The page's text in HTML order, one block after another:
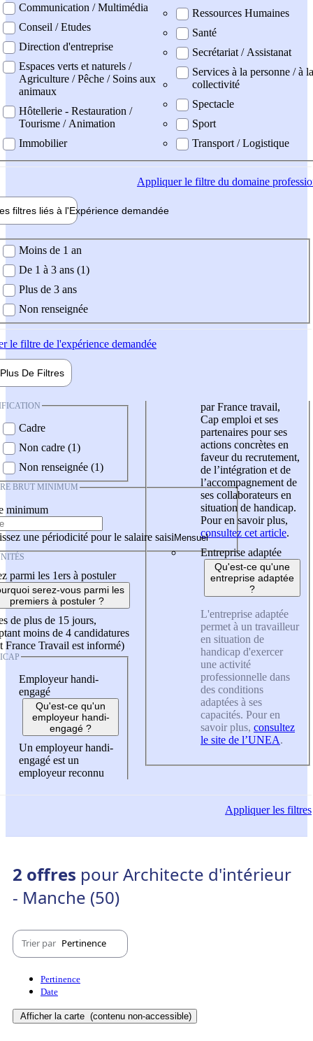
Communication / Multimédia
Conseil / Etudes
Direction d'entreprise
Espaces verts et naturels /
Agriculture / Pêche / Soins aux
animaux
Hôtellerie - Restauration /
Tourisme / Animation
Immobilier
Ressources Humaines
Santé
Secrétariat / Assistanat
Services à la personne / à la
collectivité
Spectacle
Sport
Transport / Logistique
Appliquerle filtre du domaine
filtres liés à l'Expérience demandée
demandée
Moins de 1 an
De 1 à 3 ans (1)
Plus de 3 ans
Non renseignée
le filtre de l'expérience demandée
Plus De Filtres
Cadre
Non cadre (1)
Non renseignée (1)
BRUT MINIMUM
minimum
une périodicité pour le salaire saisi
parmi les 1ers à postuler
serez-vous parmi les
premiers à postuler ?
de plus de 15 jours,
moins de 4 candidatures
France Travail est informé)
Employeur handi-
engagé
Qu'est-ce qu'un
employeur handi-
engagé ?
Un employeur handi-
engagé est un
employeur reconnu
par France travail,
Cap emploi et ses
partenaires pour ses
actions concrètes en
faveur du recrutement,
de l’intégration et de
l’accompagnement de
ses collaborateurs en
situation de handicap.
Pour en savoir plus,
consultez cet article.
Entreprise adaptée
Qu'est-ce qu'une
entreprise adaptée
?
L'entreprise adaptée
permet à un travailleur
en situation de
handicap d'exercer
une activité
professionnelle dans
des conditions
adaptées à ses
capacités. Pour en
savoir plus, consultez
le site de l’UNEA.
Appliquerles filtres
2 offres pour Architecte d'intérieur
- Manche (50)
Trier par Pertinence
Pertinence
Date
Afficher la carte (contenu non-accessible)